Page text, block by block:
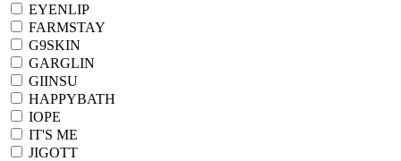
EYENLIP
FARMSTAY
G9SKIN
GARGLIN
GIINSU
HAPPYBATH
IOPE
IT'S ME
JIGOTT